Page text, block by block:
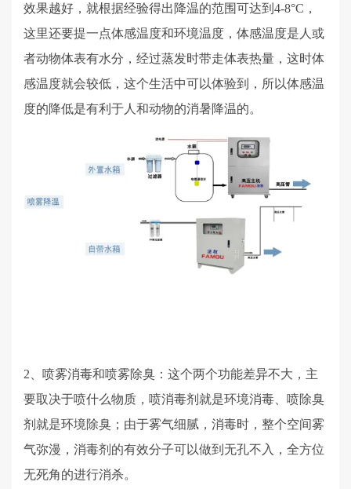
效果越好，就根据经验得出降温的范围可达到 4-8°C ，
这里还要提一点体感温度和环境温度，体感温度是人或
者动物体表有水分，经过蒸发时带走体表热量，这时体
感温度就会较低，这个生活中可以体验到，所以体感温
度的降低是有利于人和动物的消暑降温的。
2、喷雾消毒和喷雾除臭：这个两个功能差异不大，主
要取决于喷什么物质，喷消毒剂就是环境消毒、喷除臭
剂就是环境除臭；由于雾气细腻，消毒时，整个空间雾
气弥漫，消毒剂的有效分子可以做到无孔不入，全方位
无死角的进行消杀。